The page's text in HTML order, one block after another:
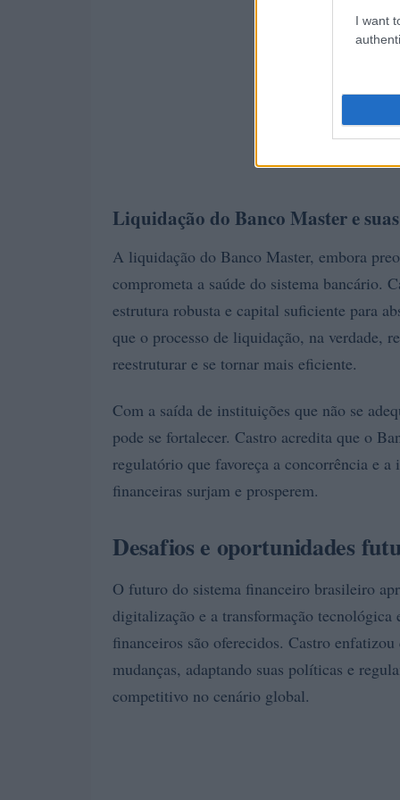
I want
Liquidação do Banco Master e
A liquidação do Banco Master, embora
comprometa a saúde do sistema bancário.
estrutura robusta e capital suficiente para
que o processo de liquidação, na verdade,
reestruturar e se tornar mais eficiente.
Com a saída de instituições que não se
pode se fortalecer. Castro acredita que o
regulatório que favoreça a concorrência e
financeiras surjam e prosperem.
Desafios e oportunidades
O futuro do sistema financeiro brasileiro
digitalização e a transformação
financeiros são oferecidos. Castro
mudanças, adaptando suas políticas e
competitivo no cenário global.